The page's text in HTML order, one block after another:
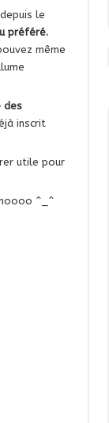
le
préféré.
même
des
inscrit
utile pour
^_^